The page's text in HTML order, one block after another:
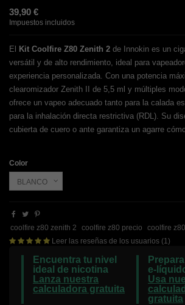
39,90 €
Impuestos incluidos
El Kit Coolfire Z80 Zenith 2 de Innokin es un
versátil y de alto rendimiento, ideal para
experiencia personalizada. Con una potencia
clearomizador Zenith II de 5,5 ml y múltiples
ofrece un vapeo adecuado tanto para la calada
para la inhalación directa restrictiva (RDL). Su
cubierta de cuero o ante garantiza un agarre
Color
coolfire z80 zenith 2 coolfire z80 precio coolfire z80
Leer las reseñas de los usuarios (1)
Encuentra tu nivel
ideal de nicotina
Lanza nuestra
calculadora gratuita
e-
Usa
gratuita